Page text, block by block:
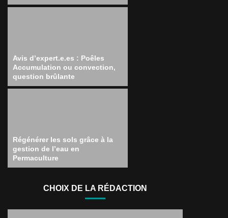
Avis d’expert.e.es : Poêles
Accumulation ou convection,
question brûlante
Régénérer les sols grâce à la
gestion de l’eau en
Permaculture
CHOIX DE LA RÉDACTION